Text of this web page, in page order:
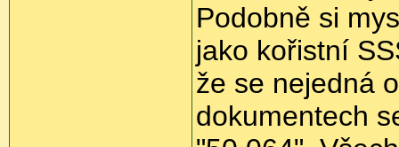
Podobně si
jako kořistní
že se nejedná
dokumentech